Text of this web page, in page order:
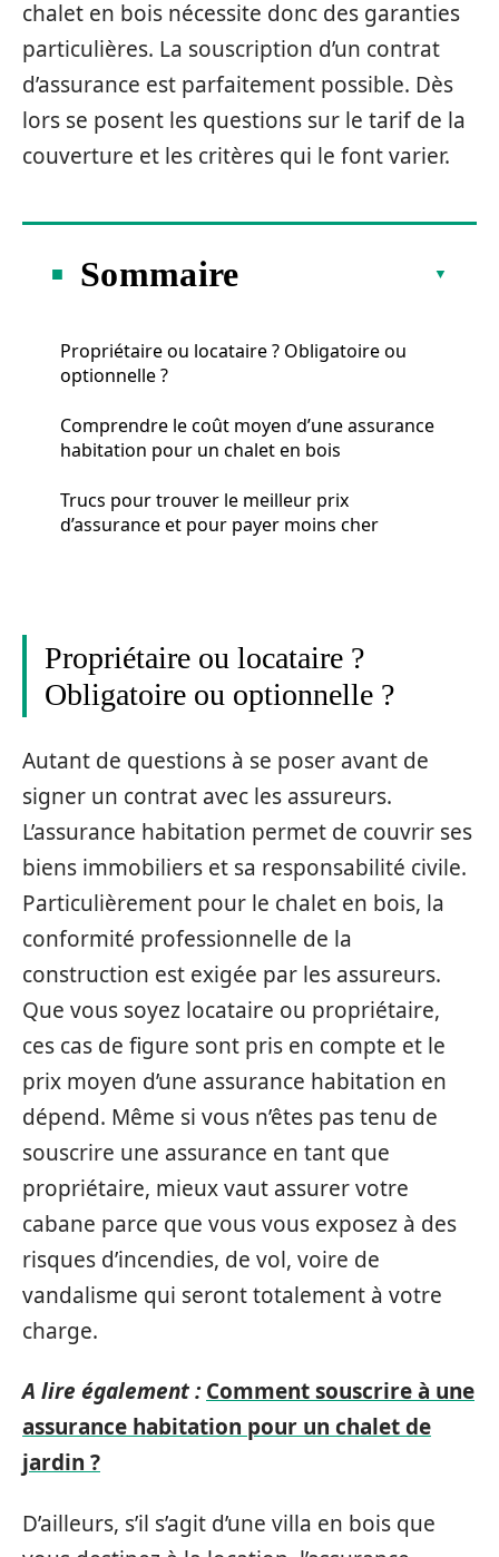
chalet en bois nécessite donc des garanties
particulières. La souscription d’un contrat
d’assurance est parfaitement possible. Dès
lors se posent les questions sur le tarif de la
couverture et les critères qui le font varier.
Sommaire
Propriétaire ou locataire ? Obligatoire ou
optionnelle ?
Comprendre le coût moyen d’une assurance
habitation pour un chalet en bois
Trucs pour trouver le meilleur prix
d’assurance et pour payer moins cher
Propriétaire ou locataire ?
Obligatoire ou optionnelle ?
Autant de questions à se poser avant de
signer un contrat avec les assureurs.
L’assurance habitation permet de couvrir ses
biens immobiliers et sa responsabilité civile.
Particulièrement pour le chalet en bois, la
conformité professionnelle de la
construction est exigée par les assureurs.
Que vous soyez locataire ou propriétaire,
ces cas de figure sont pris en compte et le
prix moyen d’une assurance habitation en
dépend. Même si vous n’êtes pas tenu de
souscrire une assurance en tant que
propriétaire, mieux vaut assurer votre
cabane parce que vous vous exposez à des
risques d’incendies, de vol, voire de
vandalisme qui seront totalement à votre
charge.
A lire également : Comment souscrire à une
assurance habitation pour un chalet de
jardin ?
D’ailleurs, s’il s’agit d’une villa en bois que